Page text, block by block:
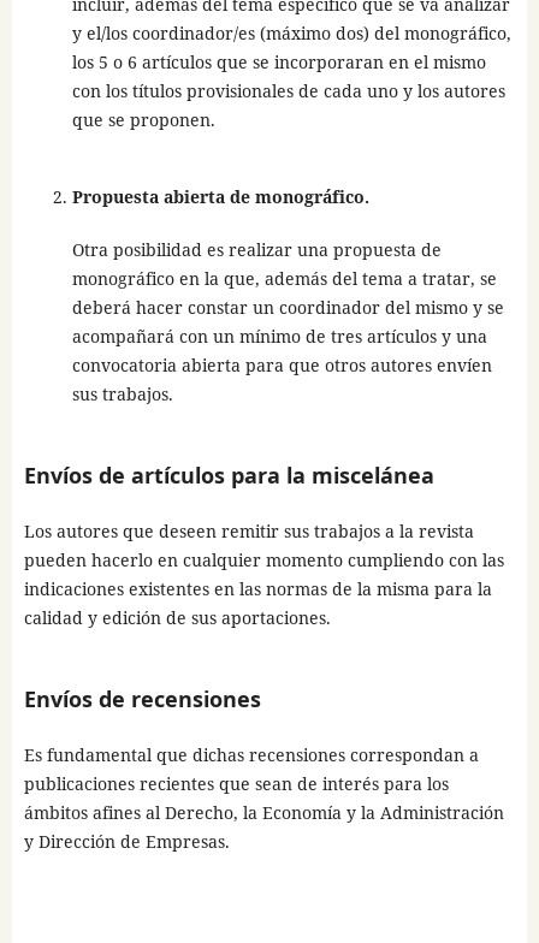
y el/los coordinador/es (máximo dos) del monográfico,
los 5 o 6 artículos que se incorporaran en el mismo
con los títulos provisionales de cada uno y los autores
que se proponen.
Propuesta abierta de monográfico.
Otra posibilidad es realizar una propuesta de
monográfico en la que, además del tema a tratar, se
deberá hacer constar un coordinador del mismo y se
acompañará con un mínimo de tres artículos y una
convocatoria abierta para que otros autores envíen
sus trabajos.
Envíos de artículos para la miscelánea
Los autores que deseen remitir sus trabajos a la revista
pueden hacerlo en cualquier momento cumpliendo con las
indicaciones existentes en las normas de la misma para la
calidad y edición de sus aportaciones.
Envíos de recensiones
Es fundamental que dichas recensiones correspondan a
publicaciones recientes que sean de interés para los
ámbitos afines al Derecho, la Economía y la Administración
y Dirección de Empresas.